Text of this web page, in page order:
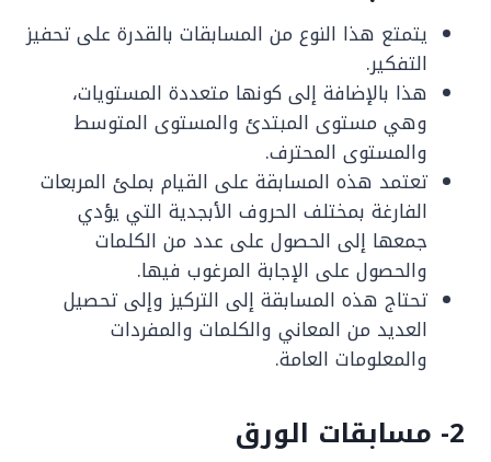
يتمتع هذا النوع من المسابقات بالقدرة على تحفيز
التفكير.
هذا بالإضافة إلى كونها متعددة المستويات،
وهي مستوى المبتدئ والمستوى المتوسط
والمستوى المحترف.
تعتمد هذه المسابقة على القيام بملئ المربعات
الفارغة بمختلف الحروف الأبجدية التي يؤدي
جمعها إلى الحصول على عدد من الكلمات
والحصول على الإجابة المرغوب فيها.
تحتاج هذه المسابقة إلى التركيز وإلى تحصيل
العديد من المعاني والكلمات والمفردات
والمعلومات العامة.
2- مسابقات الورق